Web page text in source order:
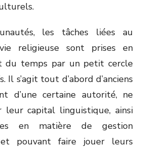
les tâches liées au
religieuse sont prises en
du temps par un petit cercle
Il s’agit tout d’abord d’anciens
d’une certaine autorité, ne
leur capital linguistique, ainsi
en matière de gestion
et pouvant faire jouer leurs